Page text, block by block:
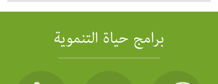
برامج حياة التنموية